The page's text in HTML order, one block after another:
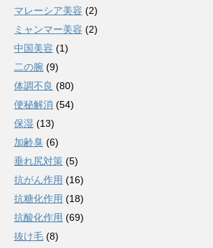
マレーシア美容 (2)
ミャンマー美容 (2)
中国美容 (1)
二の腕 (9)
体調不良 (80)
便秘解消 (54)
保湿 (13)
加齢臭 (6)
垂れ尻対策 (5)
抗がん作用 (16)
抗糖化作用 (18)
抗酸化作用 (69)
抜け毛 (8)